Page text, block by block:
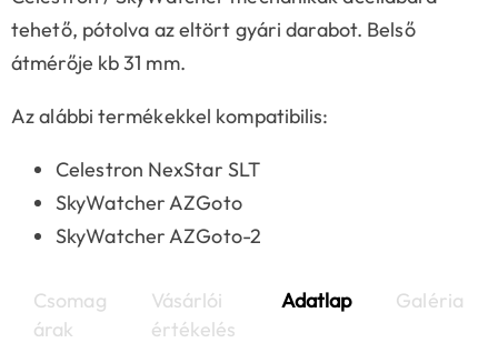
tehető, pótolva az eltört gyári darabot. Belső
átmérője kb 31 mm.
Az alábbi termékekkel kompatibilis:
Celestron NexStar SLT
SkyWatcher AZGoto
SkyWatcher AZGoto-2
Csomag
árak
Vásárlói
értékelés
Adatlap Galéria